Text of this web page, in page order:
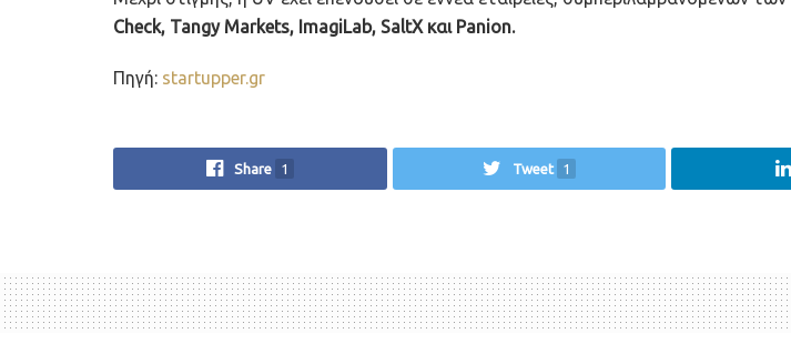
Check, Tangy Markets, ImagiLab, SaltX και Panion.
Πηγή: startupper.gr
Share 1 Tweet 1